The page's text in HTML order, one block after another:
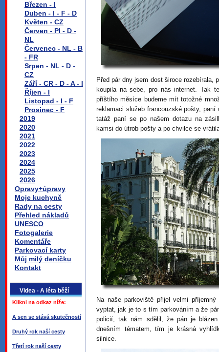
Březen - I
Duben - I - F - D
Květen - CZ
Červen - Pl - D -
NL
Červenec - NL - B
- FR
Srpen - NL - D -
CZ
Září - CR - D - A - I
Říjen - I
Listopad - I - F
Prosinec - F
2019
2020
2021
2022
2023
2024
2025
2026
Opravy+úpravy
Moje kuchyně
Rady na cesty
Přehled nákladů
UNESCO
Fotogalerie
Komentáře
Parkovací karty
Můj milý deníčku
Kontakt
Videa - A léta běží
Klikni na odkaz níže:
A sen se stává skutečností
Druhý rok naší cesty
Třetí rok naší cesty
Před pár dny jsem dost široce rozebírala,
koupila na sebe, pro nás internet. Tak
příštího měsíce budeme mít totožné
reklamaci služeb francouzské pošty,
tatáž paní se po našem dotazu na
kamsi do útrob pošty a po chvilce se
Na naše parkoviště přijel velmi
vyptat, jak je to s tím parkováním a že
policií, tak nám sdělil, že pán je
dnešním tématem, tím je krásná
silnice.